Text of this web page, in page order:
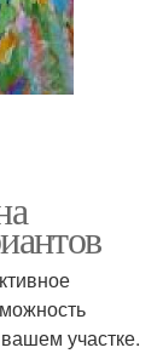
участке.